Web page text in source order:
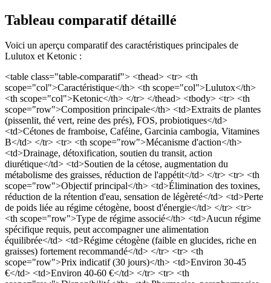
Tableau comparatif détaillé
Voici un aperçu comparatif des caractéristiques principales de
Lulutox et Ketonic :
<table class="table-comparatif"> <thead> <tr> <th
scope="col">Caractéristique</th> <th scope="col">Lulutox</th>
<th scope="col">Ketonic</th> </tr> </thead> <tbody> <tr> <th
scope="row">Composition principale</th> <td>Extraits de plantes
(pissenlit, thé vert, reine des prés), FOS, probiotiques</td>
<td>Cétones de framboise, Caféine, Garcinia cambogia, Vitamines
B</td> </tr> <tr> <th scope="row">Mécanisme d'action</th>
<td>Drainage, détoxification, soutien du transit, action
diurétique</td> <td>Soutien de la cétose, augmentation du
métabolisme des graisses, réduction de l'appétit</td> </tr> <tr> <th
scope="row">Objectif principal</th> <td>Élimination des toxines,
réduction de la rétention d'eau, sensation de légèreté</td> <td>Perte
de poids liée au régime cétogène, boost d'énergie</td> </tr> <tr>
<th scope="row">Type de régime associé</th> <td>Aucun régime
spécifique requis, peut accompagner une alimentation
équilibrée</td> <td>Régime cétogène (faible en glucides, riche en
graisses) fortement recommandé</td> </tr> <tr> <th
scope="row">Prix indicatif (30 jours)</th> <td>Environ 30-45
€</td> <td>Environ 40-60 €</td> </tr> <tr> <th